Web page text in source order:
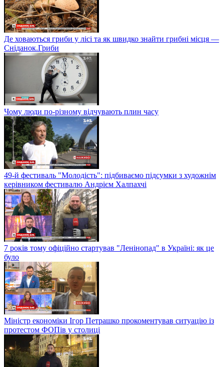
Де ховаються гриби у лісі та як швидко знайти грибні місця —
Сніданок.Гриби
Чому люди по-різному відчувають плин часу
49-й фестиваль "Молодість": підбиваємо підсумки з художнім
керівником фестивалю Андрієм Халпахчі
7 років тому офіційно стартував "Ленінопад" в Україні: як це
було
Міністр економіки Ігор Петрашко прокоментував ситуацію із
протестом ФОПів у столиці